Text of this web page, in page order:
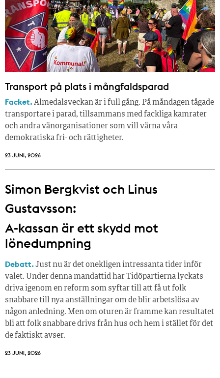
Transport på plats i mångfaldsparad
Facket.Almedalsveckan är i full gång. På måndagen tågade
transportare i parad, tillsammans med fackliga kamrater
och andra vänorganisationer som vill värna våra
demokratiska fri- och rättigheter.
23 JUNI, 2026
Simon Bergkvist och Linus
Gustavsson:
A-kassan är ett skydd mot
lönedumpning
Debatt.Just nu är det onekligen intressanta tider inför
valet. Under denna mandattid har Tidöpartierna lyckats
driva igenom en reform som syftar till att få ut folk
snabbare till nya anställningar om de blir arbetslösa av
någon anledning. Men om oturen är framme kan resultatet
bli att folk snabbare drivs från hus och hem i stället för det
de faktiskt avser.
23 JUNI, 2026